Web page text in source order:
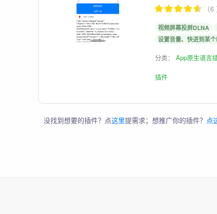
（
视频屏幕投屏DLNA
设置音量、快进到某
分类：App原生语言
插件
没找到想要的插件？点这里提需求；想推广你的插件？ 点